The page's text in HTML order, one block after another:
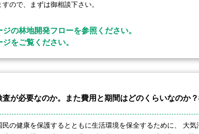
ので、まずは御相談下さい。
の林地開発フローを参照ください。
をご覧ください。
が必要なのか。また費用と期間はどのくらいなのか？
の健康を保護するとともに生活環境を保全するために、 大気